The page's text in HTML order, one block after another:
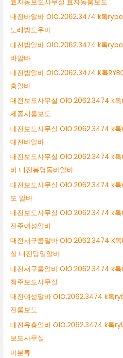
효자동보도사무실 효자동룸보도
대전바알바 O1O.2062.3474 k톡
노래방도우미
대전밤알바 O1O.2062.3474 k톡
바알바
대전밤알바 O1O.2062.3474 K톡
흥알바
대전보도사무실 O1O.2062.3474 k
세종시룸보도
대전보도사무실 O1O.2062.3474 k
대전바알바
대전보도사무실 O1O.2062.3474 k
바 대전봉명동바알바
대전보도사무실 O1O.2062.3474 k
도 알바
대전보도사무실 O1O.2062.3474 k
전주여성알바
대전서구룸알바 O1O.2062.3474 K
실 대전당일알바
대전서구룸알바 O1O.2062.3474 k
청주보도사무실
대전여성알바 O1O.2062.3474 k톡
전룸보도
대전유흥알바 O1O.2062.3474 k톡
보도사무실
미분류